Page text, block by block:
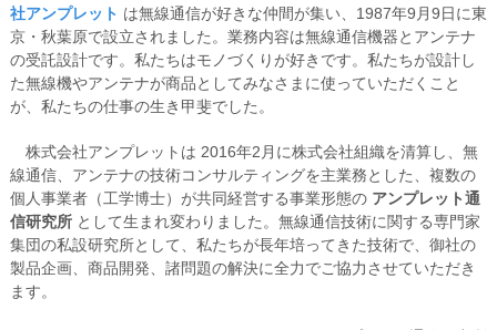
社アンプレット は無線通信が好きな仲間が集い、1987年9月9日に東
京・秋葉原で設立されました。業務内容は無線通信機器とアンテナ
の受託設計です。私たちはモノづくりが好きです。私たちが設計し
た無線機やアンテナが商品としてみなさまに使っていただくこと
が、私たちの仕事の生き甲斐でした。
株式会社アンプレットは 2016年2月に株式会社組織を清算し、無
線通信、アンテナの技術コンサルティングを主業務とした、複数の
個人事業者（工学博士）が共同経営する事業形態の アンプレット通
信研究所として生まれ変わりました。無線通信技術に関する専門家
集団の私設研究所として、私たちが長年培ってきた技術で、御社の
製品企画、商品開発、諸問題の解決に全力でご協力させていただき
ます。